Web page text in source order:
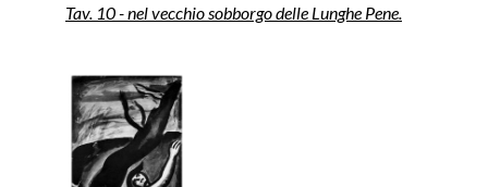
Tav. 10 - nel vecchio sobborgo delle Lunghe Pene.